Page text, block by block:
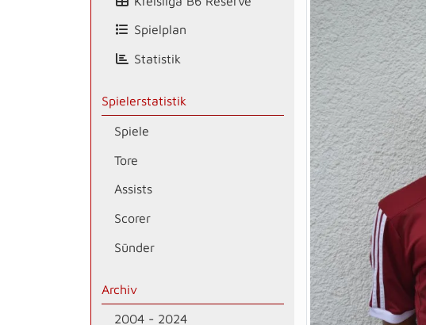
Spielplan
Statistik
Spielerstatistik
Spiele
Tore
Assists
Scorer
Sünder
Archiv
2004 - 2024